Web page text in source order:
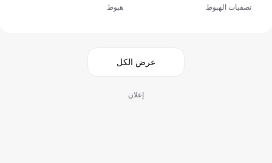
تصفيات الهبوط هبوط
عرض الكل
إعلان